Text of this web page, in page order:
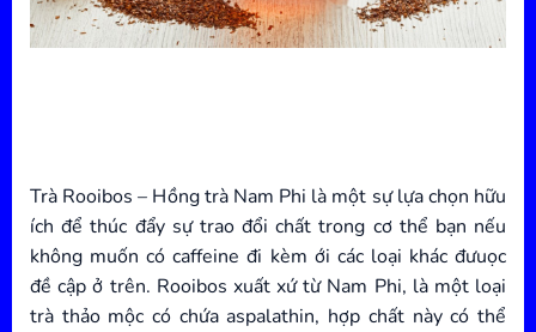
Trà Rooibos – Hồng trà Nam Phi là một sự lựa chọn hữu
ích để thúc đẩy sự trao đổi chất trong cơ thể bạn nếu
không muốn có caffeine đi kèm ới các loại khác đưuọc
đề cập ở trên. Rooibos xuất xứ từ Nam Phi, là một loại
trà thảo mộc có chứa aspalathin, hợp chất này có thể